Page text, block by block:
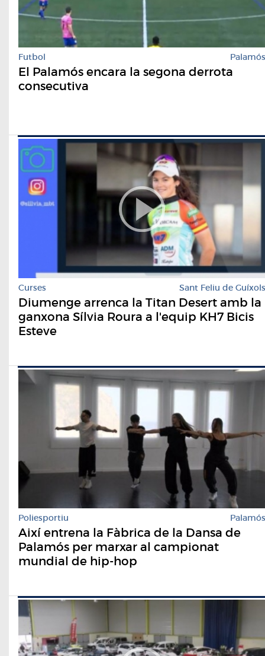
Futbol Palamós
El Palamós encara la segona derrota
consecutiva
Curses Sant Feliu de Guíxols
Diumenge arrenca la Titan Desert amb la
ganxona Sílvia Roura a l'equip KH7 Bicis
Esteve
Poliesportiu Palamós
Així entrena la Fàbrica de la Dansa de
Palamós per marxar al campionat
mundial de hip-hop